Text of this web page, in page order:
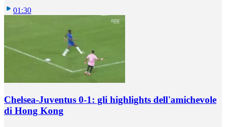
01:30
Chelsea-Juventus 0-1: gli highlights dell'amichevole
di Hong Kong